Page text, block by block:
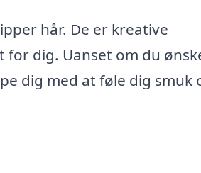
hår. De er kreative
dig. Uanset om du
dig med at føle dig smuk